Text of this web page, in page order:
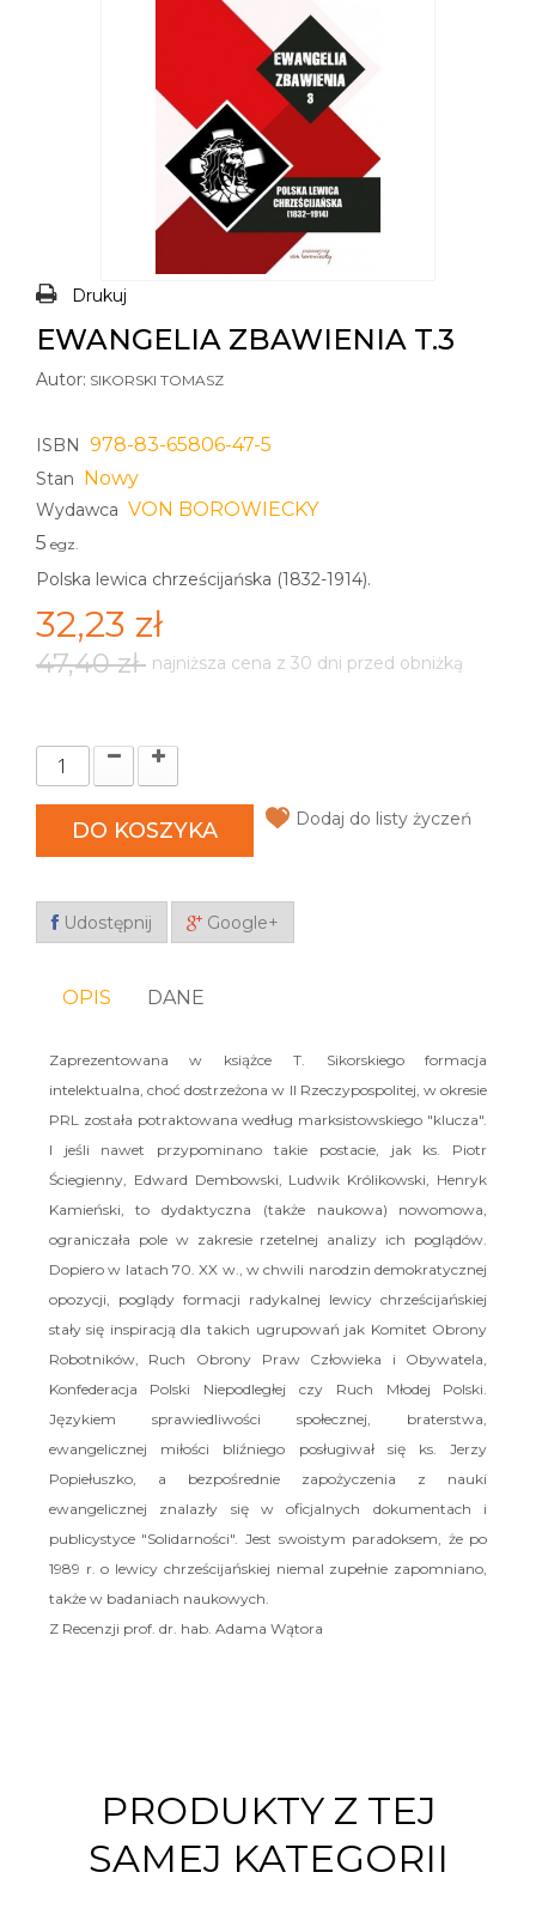
Drukuj
EWANGELIA ZBAWIENIA T.3
Autor: SIKORSKI TOMASZ
ISBN 978-83-65806-47-5
Stan Nowy
Wydawca VON BOROWIECKY
5 egz.
Polska lewica chrześcijańska (1832-1914).
32,23 zł
47,40 zł najniższa cena z 30 dni przed obniżką
DO KOSZYKA Dodaj do listy życzeń
Udostępnij Google+
OPIS DANE
Zaprezentowana w książce T. Sikorskiego formacja
intelektualna, choć dostrzeżona w II Rzeczypospolitej, w okresie
PRL została potraktowana według marksistowskiego "klucza".
I jeśli nawet przypominano takie postacie, jak ks. Piotr
Ściegienny, Edward Dembowski, Ludwik Królikowski, Henryk
Kamieński, to dydaktyczna (także naukowa) nowomowa,
ograniczała pole w zakresie rzetelnej analizy ich poglądów.
Dopiero w latach 70. XX w., w chwili narodzin demokratycznej
opozycji, poglądy formacji radykalnej lewicy chrześcijańskiej
stały się inspiracją dla takich ugrupowań jak Komitet Obrony
Robotników, Ruch Obrony Praw Człowieka i Obywatela,
Konfederacja Polski Niepodległej czy Ruch Młodej Polski.
Językiem sprawiedliwości społecznej, braterstwa,
ewangelicznej miłości bliźniego posługiwał się ks. Jerzy
Popiełuszko, a bezpośrednie zapożyczenia z nauki
ewangelicznej znalazły się w oficjalnych dokumentach i
publicystyce "Solidarności". Jest swoistym paradoksem, że po
1989 r. o lewicy chrześcijańskiej niemal zupełnie zapomniano,
także w badaniach naukowych.
Z Recenzji prof. dr. hab. Adama Wątora
PRODUKTY Z TEJ
SAMEJ KATEGORII